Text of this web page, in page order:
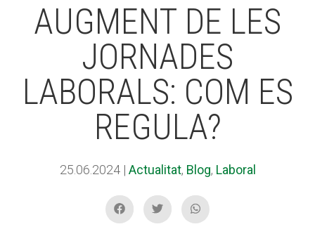
AUGMENT DE LES
JORNADES
LABORALS: COM ES
REGULA?
25.06.2024| Actualitat, Blog, Laboral
ACCIÓ SOCIAL I JOVES
ESPLAIS
SUPORT TERCER SECTOR
ACCIÓ SOCIAL I JOVES
ESPLAIS
SUPORT TERCER SECTOR